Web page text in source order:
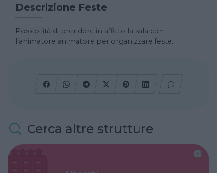
Descrizione Feste
Possibilità di prendere in affitto la sala con
l’animatore animatore per organizzare feste.
Cerca altre strutture